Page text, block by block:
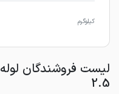
کیلوگرم
2.5